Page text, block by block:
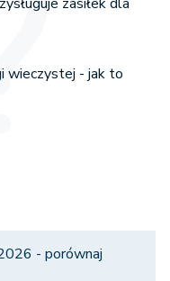
wieczystej - jak to
- porównaj